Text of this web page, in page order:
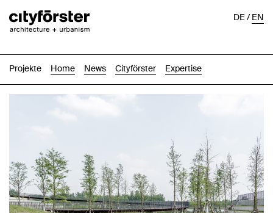
Projekte Home News Cityförster Expertise
DE/EN